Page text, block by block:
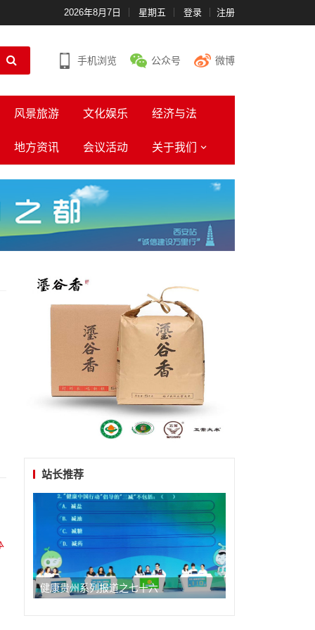
2026年8月7日 星期五 登录 注册
手机浏览 公众号 微博
风景旅游 文化娱乐 经济与法
地方资讯 会议活动 关于我们
站长推荐
健康贵州系列报道之七十六